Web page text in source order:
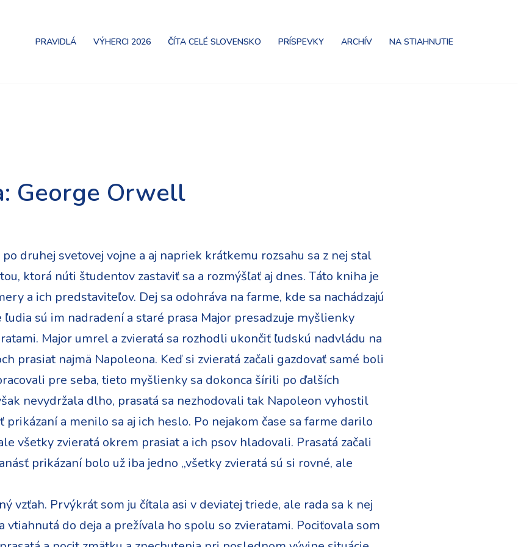
PRAVIDLÁ VÝHERCI 2026 ČÍTA CELÉ SLOVENSKO PRÍSPEVKY ARCHÍV NA STIAHNUTIE
George Orwell
druhej svetovej vojne a aj napriek krátkemu rozsahu sa z nej stal
ktorá núti študentov zastaviť sa a rozmýšľať aj dnes. Táto kniha je
a ich predstaviteľov. Dej sa odohráva na farme, kde sa nachádzajú
ľudia sú im nadradení a staré prasa Major presadzuje myšlienky
Major umrel a zvieratá sa rozhodli ukončiť ľudskú nadvládu na
prasiat najmä Napoleona. Keď si zvieratá začali gazdovať samé boli
pre seba, tieto myšlienky sa dokonca šírili po ďalších
nevydržala dlho, prasatá sa nezhodovali tak Napoleon vyhostil
a menilo sa aj ich heslo. Po nejakom čase sa farme darilo
všetky zvieratá okrem prasiat a ich psov hladovali. Prasatá začali
prikázaní bolo už iba jedno ,,všetky zvieratá sú si rovné, ale
vzťah. Prvýkrát som ju čítala asi v deviatej triede, ale rada sa k nej
vtiahnutá do deja a prežívala ho spolu so zvieratami. Pociťovala som